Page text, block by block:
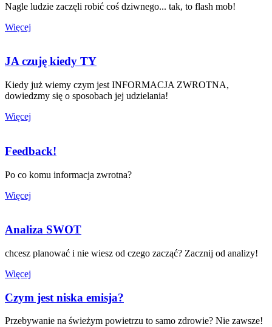
Nagle ludzie zaczęli robić coś dziwnego... tak, to flash mob!
Więcej
JA czuję kiedy TY
Kiedy już wiemy czym jest INFORMACJA ZWROTNA,
dowiedzmy się o sposobach jej udzielania!
Więcej
Feedback!
Po co komu informacja zwrotna?
Więcej
Analiza SWOT
chcesz planować i nie wiesz od czego zacząć? Zacznij od analizy!
Więcej
Czym jest niska emisja?
Przebywanie na świeżym powietrzu to samo zdrowie? Nie zawsze!